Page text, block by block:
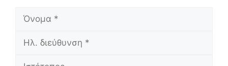
διεύθυνση